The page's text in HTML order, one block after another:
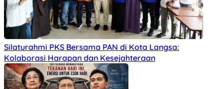
Silaturahmi PKS Bersama PAN di Kota Langsa:
Kolaborasi Harapan dan Kesejahteraan